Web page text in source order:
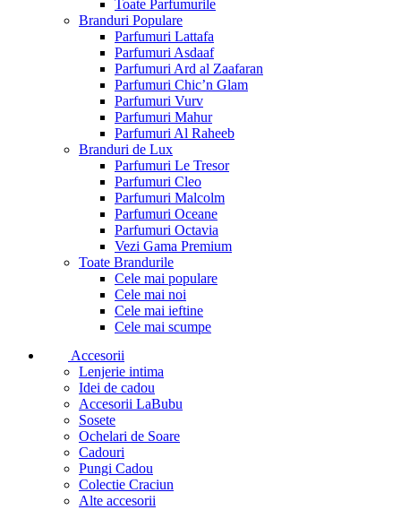
Toate Parfumurile
Branduri Populare
Parfumuri Lattafa
Parfumuri Asdaaf
Parfumuri Ard al Zaafaran
Parfumuri Chic’n Glam
Parfumuri Vurv
Parfumuri Mahur
Parfumuri Al Raheeb
Branduri de Lux
Parfumuri Le Tresor
Parfumuri Cleo
Parfumuri Malcolm
Parfumuri Oceane
Parfumuri Octavia
Vezi Gama Premium
Toate Brandurile
Cele mai populare
Cele mai noi
Cele mai ieftine
Cele mai scumpe
Accesorii
Lenjerie intima
Idei de cadou
Accesorii LaBubu
Sosete
Ochelari de Soare
Cadouri
Pungi Cadou
Colectie Craciun
Alte accesorii